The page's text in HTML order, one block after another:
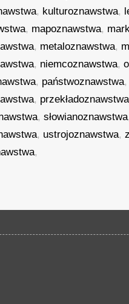
, kulturoznawstwa,
, mapoznawstwa,
, metaloznawstwa,
, niemcoznawstwa,
, państwoznawstwa,
, przekładoznawstwa
,słowianoznawstwa
, ustrojoznawstwa,
,